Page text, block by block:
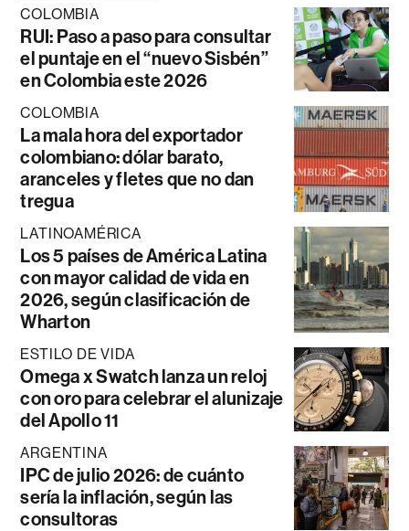
COLOMBIA
RUI: Paso a paso para consultar
el puntaje en el “nuevo Sisbén”
en Colombia este 2026
COLOMBIA
La mala hora del exportador
colombiano: dólar barato,
aranceles y fletes que no dan
tregua
LATINOAMÉRICA
Los 5 países de América Latina
con mayor calidad de vida en
2026, según clasificación de
Wharton
ESTILO DE VIDA
Omega x Swatch lanza un reloj
con oro para celebrar el alunizaje
del Apollo 11
ARGENTINA
IPC de julio 2026: de cuánto
sería la inflación, según las
consultoras